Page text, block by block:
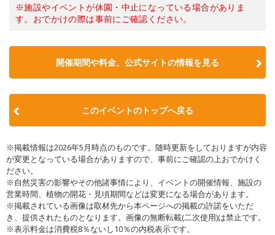
※施設やイベントが休園・中止になっている場合がありま
す。おでかけの際は事前にご確認ください。
開催期間や料金、公式サイトの情報を見る
このイベントのトップへ戻る
※掲載情報は2026年5月時点のものです。随時更新をしておりますが内容
が変更となっている場合がありますので、事前にご確認の上おでかけく
ださい。
※自然災害の影響やその他諸事情により、イベントの開催情報、施設の
営業時間、植物の開花・見頃期間などは変更になる場合があります。
※掲載されている画像は取材先から本ページへの掲載の許諾をいただ
き、提供されたものとなります。画像の無断転載(二次使用)は禁止です。
※表示料金は消費税8％ないし10％の内税表示です。